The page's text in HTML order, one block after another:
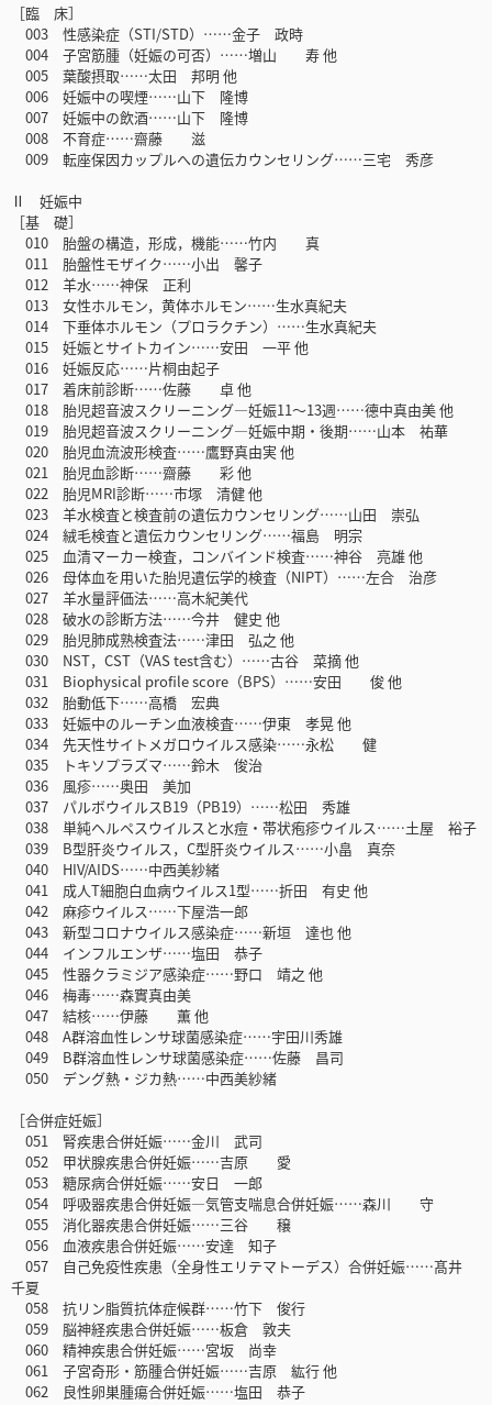
［臨 床］
003 性感染症（STI/STD）……金子 政時
004 子宮筋腫（妊娠の可否）……増山 寿 他
005 葉酸摂取……太田 邦明 他
006 妊娠中の喫煙……山下 隆博
007 妊娠中の飲酒……山下 隆博
008 不育症……齋藤 滋
009 転座保因カップルへの遺伝カウンセリング……三宅 秀彦
Ⅱ 妊娠中
［基 礎］
010 胎盤の構造，形成，機能……竹内 真
011 胎盤性モザイク……小出 馨子
012 羊水……神保 正利
013 女性ホルモン，黄体ホルモン……生水真紀夫
014 下垂体ホルモン（プロラクチン）……生水真紀夫
015 妊娠とサイトカイン……安田 一平 他
016 妊娠反応……片桐由起子
017 着床前診断……佐藤 卓 他
018 胎児超音波スクリーニング―妊娠11～13週……德中真由美 他
019 胎児超音波スクリーニング―妊娠中期・後期……山本 祐華
020 胎児血流波形検査……鷹野真由実 他
021 胎児血診断……齋藤 彩 他
022 胎児MRI診断……市塚 清健 他
023 羊水検査と検査前の遺伝カウンセリング……山田 崇弘
024 絨毛検査と遺伝カウンセリング……福島 明宗
025 血清マーカー検査，コンバインド検査……神谷 亮雄 他
026 母体血を用いた胎児遺伝学的検査（NIPT）……左合 治彦
027 羊水量評価法……高木紀美代
028 破水の診断方法……今井 健史 他
029 胎児肺成熟検査法……津田 弘之 他
030 NST，CST（VAS test含む）……古谷 菜摘 他
031 Biophysical profile score（BPS）……安田 俊 他
032 胎動低下……高橋 宏典
033 妊娠中のルーチン血液検査……伊東 孝晃 他
034 先天性サイトメガロウイルス感染……永松 健
035 トキソプラズマ……鈴木 俊治
036 風疹……奥田 美加
037 パルボウイルスB19（PB19）……松田 秀雄
038 単純ヘルペスウイルスと水痘・帯状疱疹ウイルス……土屋 裕子
039 B型肝炎ウイルス，C型肝炎ウイルス……小畠 真奈
040 HIV/AIDS……中西美紗緒
041 成人T細胞白血病ウイルス1型……折田 有史 他
042 麻疹ウイルス……下屋浩一郎
043 新型コロナウイルス感染症……新垣 達也 他
044 インフルエンザ……塩田 恭子
045 性器クラミジア感染症……野口 靖之 他
046 梅毒……森實真由美
047 結核……伊藤 薫 他
048 A群溶血性レンサ球菌感染症……宇田川秀雄
049 B群溶血性レンサ球菌感染症……佐藤 昌司
050 デング熱・ジカ熱……中西美紗緒
［合併症妊娠］
051 腎疾患合併妊娠……金川 武司
052 甲状腺疾患合併妊娠……吉原 愛
053 糖尿病合併妊娠……安日 一郎
054 呼吸器疾患合併妊娠―気管支喘息合併妊娠……森川 守
055 消化器疾患合併妊娠……三谷 穣
056 血液疾患合併妊娠……安達 知子
057 自己免疫性疾患（全身性エリテマトーデス）合併妊娠……髙井
千夏
058 抗リン脂質抗体症候群……竹下 俊行
059 脳神経疾患合併妊娠……板倉 敦夫
060 精神疾患合併妊娠……宮坂 尚幸
061 子宮奇形・筋腫合併妊娠……吉原 紘行 他
062 良性卵巣腫瘍合併妊娠……塩田 恭子